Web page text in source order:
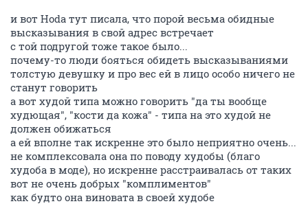
и вот Hoda тут писала, что порой весьма обидные
высказывания в свой адрес встречает
с той подругой тоже такое было...
почему-то люди бояться обидеть высказываниями
толстую девушку и про вес ей в лицо особо ничего не
станут говорить
а вот худой типа можно говорить "да ты вообще
худющая", "кости да кожа" - типа на это худой не
должен обижаться
а ей вполне так искренне это было неприятно очень...
не комплексовала она по поводу худобы (благо
худоба в моде), но искренне расстраивалась от таких
вот не очень добрых "комплиментов"
как будто она виновата в своей худобе